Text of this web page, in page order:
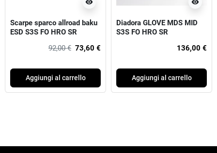
visibility
Scarpe sparco allroad baku
ESD S3S FO HRO SR
92,00 € 73,60 €
Aggiungi al carrello
visibility
Diadora GLOVE MDS MID
S3S FO HRO SR
136,00 €
Aggiungi al carrello